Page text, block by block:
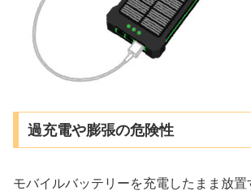
過充電や膨張の危険性
モバイルバッテリーを充電したまま放置